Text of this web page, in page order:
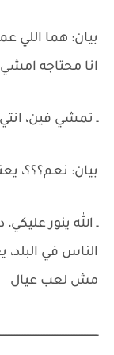
بيان: هما اللي
انا محتاجه
ـ تمشي فين،
بيان: نعم؟؟؟،
ـ الله ينور
الناس في
مش لعب عيال